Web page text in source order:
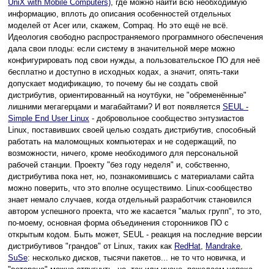
UniX with Mobile Computers), где можно найти всю необходимую
информацию, вплоть до описания особенностей отдельных
моделей от Acer или, скажем, Compaq. Но это ещё не всё.
Идеология свободно распространяемого программного обеспечения
дала свои плоды: если систему в значительной мере можно
конфигурировать под свои нужды, а пользовательское ПО для неё
бесплатно и доступно в исходных кодах, а значит, опять-таки
допускает модификацию, то почему бы не создать свой
дистрибутив, ориентированный на ноутбуки, не "обременённые"
лишними мегагерцами и магабайтами? И вот появляется SEUL -
Simple End User Linux - добровольное сообщество энтузиастов
Linux, поставивших своей целью создать дистрибутив, способный
работать на маломощных компьютерах и не содержащий, по
возможности, ничего, кроме необходимого для персональной
рабочей станции. Проекту "без году неделя" и, собственно,
дистрибутива пока нет, но, познакомившись с материалами сайта
можно поверить, что это вполне осуществимо. Linux-сообщество
знает немало случаев, когда отдельный разработчик становился
автором успешного проекта, что же касается "малых групп", то это,
по-моему, основная форма объединения сторонников ПО с
открытым кодом. Быть может, SEUL - реакция на последние версии
дистрибутивов "грандов" от Linux, таких как RedHat, Mandrake,
SuSe: несколько дисков, тысячи пакетов... не то что новичка, и